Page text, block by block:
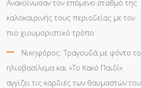
Ανακοίνωσαν τον επόμενο σταθμό της
καλοκαιρινής τους περιοδείας με τον
πιο χιουμοριστικό τρόπο
Νικηφόρος: Τραγουδά με φόντο το
ηλιοβασίλεμα και «Το Κακό Παιδί»
αγγίζει τις καρδιές των θαυμαστών του